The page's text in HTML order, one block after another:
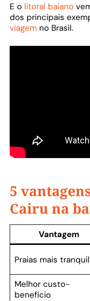
E o litoral baiano
dos principais
viagem no Brasil.
5
Cairu na
Vantagem
Praias mais
Melhor custo-
benefício